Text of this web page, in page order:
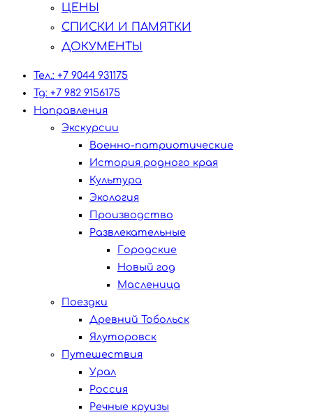
ЦЕНЫ
СПИСКИ И ПАМЯТКИ
ДОКУМЕНТЫ
Тел.: +7 9044 931175
Tg: +7 982 9156175
Направления
Экскурсии
Военно-патриотические
История родного края
Культура
Экология
Производство
Развлекательные
Городские
Новый год
Масленица
Поездки
Древний Тобольск
Ялуторовск
Путешествия
Урал
Россия
Речные круизы